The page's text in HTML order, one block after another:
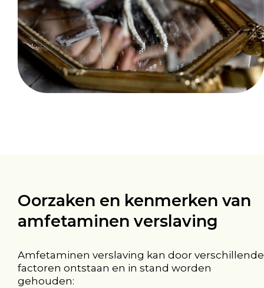
Oorzaken en kenmerken van
amfetaminen verslaving
Amfetaminen verslaving kan door verschillende
factoren ontstaan en in stand worden
gehouden: